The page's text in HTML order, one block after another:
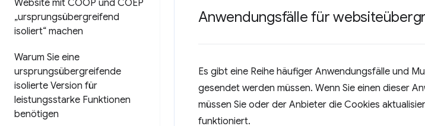
Website mit COOP und COEP
„ursprungsübergreifend
isoliert“ machen
Warum Sie eine
ursprungsübergreifende
isolierte Version für
leistungsstarke Funktionen
benötigen
Anwendungsfälle für
Es gibt eine Reihe häufiger Anwendungsfälle und
gesendet werden müssen. Wenn Sie einen dieser
müssen Sie oder der Anbieter die Cookies
funktioniert.